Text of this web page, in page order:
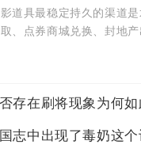
道具最稳定持久的渠道
、点券商城兑换、封地
存在刷将现象为何如
志中出现了毒奶这个